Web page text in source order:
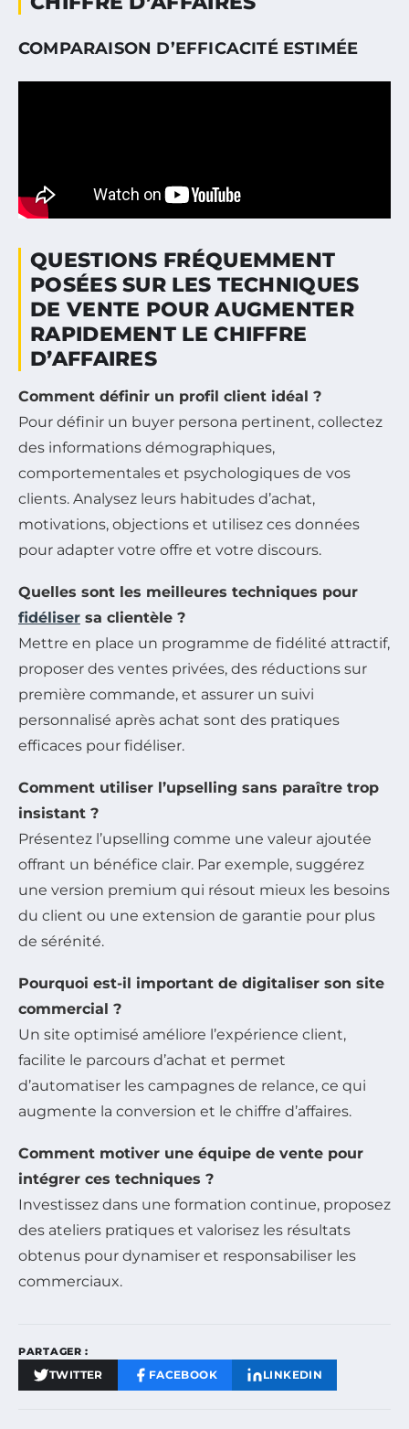
COMPARAISON D’EFFICACITÉ ESTIMÉE
QUESTIONS FRÉQUEMMENT
POSÉES SUR LES TECHNIQUES
DE VENTE POUR AUGMENTER
RAPIDEMENT LE CHIFFRE
D’AFFAIRES
Comment définir un profil client idéal ?
Pour définir un buyer persona pertinent, collectez
des informations démographiques,
comportementales et psychologiques de vos
clients. Analysez leurs habitudes d’achat,
motivations, objections et utilisez ces données
pour adapter votre offre et votre discours.
Quelles sont les meilleures techniques pour
fidéliser sa clientèle ?
Mettre en place un programme de fidélité attractif,
proposer des ventes privées, des réductions sur
première commande, et assurer un suivi
personnalisé après achat sont des pratiques
efficaces pour fidéliser.
Comment utiliser l’upselling sans paraître trop
insistant ?
Présentez l’upselling comme une valeur ajoutée
offrant un bénéfice clair. Par exemple, suggérez
une version premium qui résout mieux les besoins
du client ou une extension de garantie pour plus
de sérénité.
Pourquoi est-il important de digitaliser son site
commercial ?
Un site optimisé améliore l’expérience client,
facilite le parcours d’achat et permet
d’automatiser les campagnes de relance, ce qui
augmente la conversion et le chiffre d’affaires.
Comment motiver une équipe de vente pour
intégrer ces techniques ?
Investissez dans une formation continue, proposez
des ateliers pratiques et valorisez les résultats
obtenus pour dynamiser et responsabiliser les
commerciaux.
PARTAGER :
TWITTER FACEBOOK LINKEDIN